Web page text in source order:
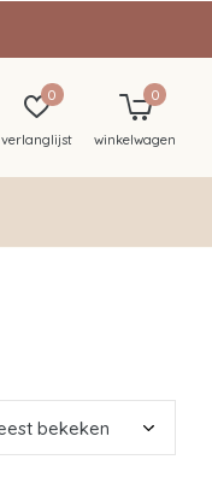
verlanglijst
0
winkelwagen
0